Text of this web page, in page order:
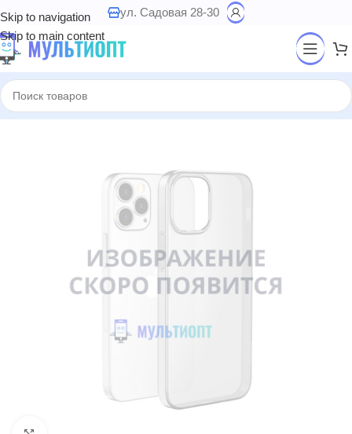
Skip to navigation
Skip to main content
ул. Садовая 28-30